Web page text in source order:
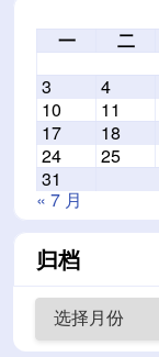
一 二
3
4
10
11
17
18
24
25
31
« 7 月
归档